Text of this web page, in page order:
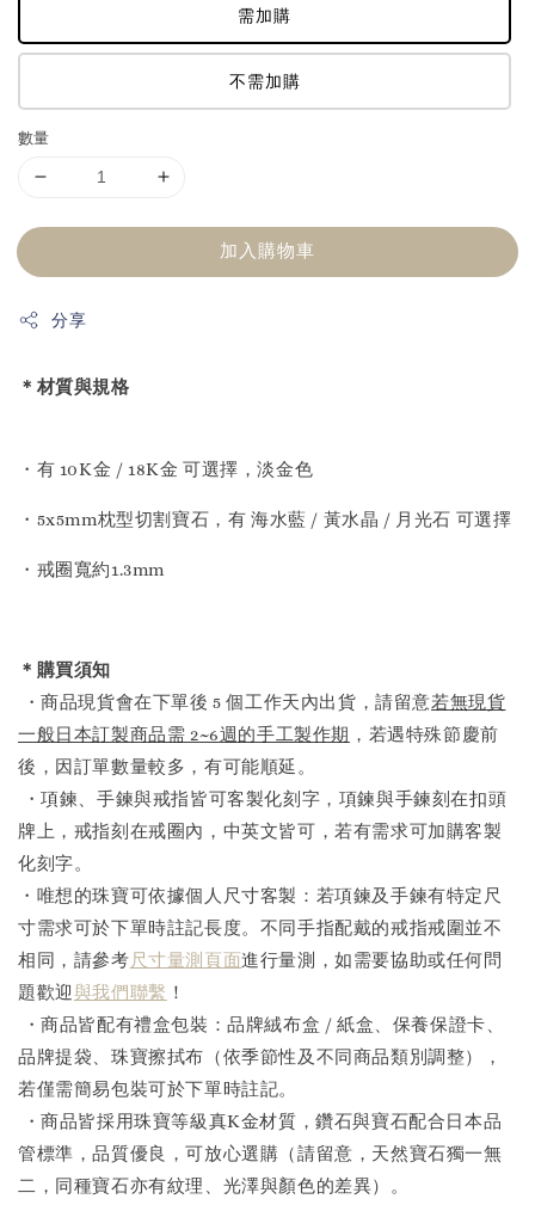
需加購
不需加購
數量
加入購物車
分享
＊材質與規格
・有 10K金 / 18K金 可選擇，淡金色
・5x5mm枕型切割寶石，有 海水藍 / 黃水晶 / 月光石 可選擇
・戒圈寬約1.3mm
＊購買須知
・商品現貨會在下單後 5 個工作天內出貨，請留意若無現貨
一般日本訂製商品需 2~6週的手工製作期 ，若遇特殊節慶前
後，因訂單數量較多，有可能順延。
・項鍊、手鍊與戒指皆可客製化刻字，項鍊與手鍊刻在扣頭
牌上，戒指刻在戒圈內，中英文皆可，若有需求可加購客製
化刻字。
・唯想的珠寶可依據個人尺寸客製：若項鍊及手鍊有特定尺
寸需求可於下單時註記長度。不同手指配戴的戒指戒圍並不
相同，請參考尺寸量測頁面進行量測，如需要協助或任何問
題歡迎與我們聯繫 ！
・商品皆配有禮盒包裝：品牌絨布盒 / 紙盒、保養保證卡、
品牌提袋、珠寶擦拭布（依季節性及不同商品類別調整），
若僅需簡易包裝可於下單時註記。
・商品皆採用珠寶等級真K金材質，鑽石與寶石配合日本品
管標準，品質優良，可放心選購（請留意，天然寶石獨一無
二，同種寶石亦有紋理、光澤與顏色的差異）。